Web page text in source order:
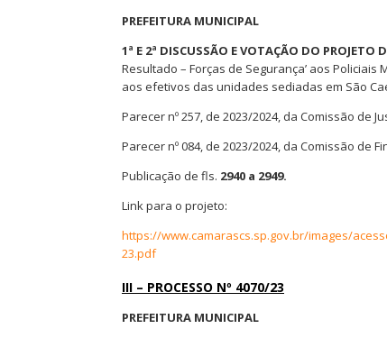
PREFEITURA MUNICIPAL
1ª E 2ª DISCUSSÃO E VOTAÇÃO DO PROJETO
Resultado – Forças de Segurança’ aos
aos efetivos das unidades sediadas em São
Parecer nº 257, de 2023/2024, da Comissão de
Parecer nº 084, de 2023/2024, da Comissão de
Publicação de fls. 2940 a 2949.
Link para o projeto:
https://www.camarascs.sp.gov.br/images/
23.pdf
III – PROCESSO Nº 4070/23
PREFEITURA MUNICIPAL